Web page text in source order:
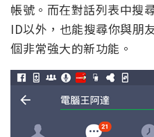
帳號。而在對話列表中搜
ID以外，也能搜尋你與朋
個非常強大的新功能。